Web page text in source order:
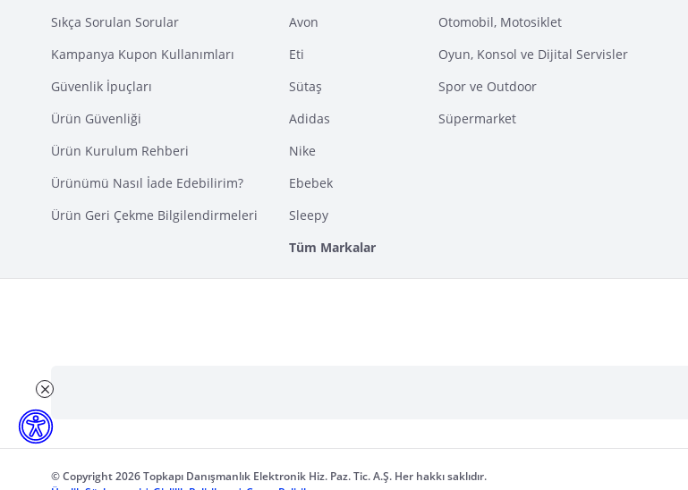
Sıkça Sorulan Sorular
Kampanya Kupon Kullanımları
Güvenlik İpuçları
Ürün Güvenliği
Ürün Kurulum Rehberi
Ürünümü Nasıl İade Edebilirim?
Ürün Geri Çekme Bilgilendirmeleri
Avon
Eti
Sütaş
Adidas
Nike
Ebebek
Sleepy
Tüm Markalar
Otomobil, Motosiklet
Oyun, Konsol ve Dijital Servisler
Spor ve Outdoor
Süpermarket
© Copyright 2026 Topkapı Danışmanlık Elektronik Hiz. Paz. Tic. A.Ş. Her hakkı saklıdır.